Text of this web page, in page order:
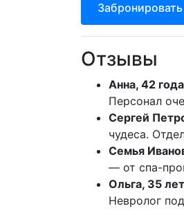
Забронировать
Отзывы
Анна, 42
Персонал
Сергей
чудеса.
Семья
— от спа-
Ольга, 35
Невролог